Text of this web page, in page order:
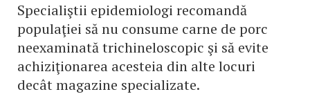
Specialiştii epidemiologi recomandă
populaţiei să nu consume carne de porc
neexaminată trichineloscopic şi să evite
achiziţionarea acesteia din alte locuri
decât magazine specializate.